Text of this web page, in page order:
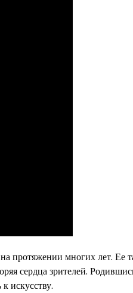
протяжении многих лет. Ее
сердца зрителей.
искусству.